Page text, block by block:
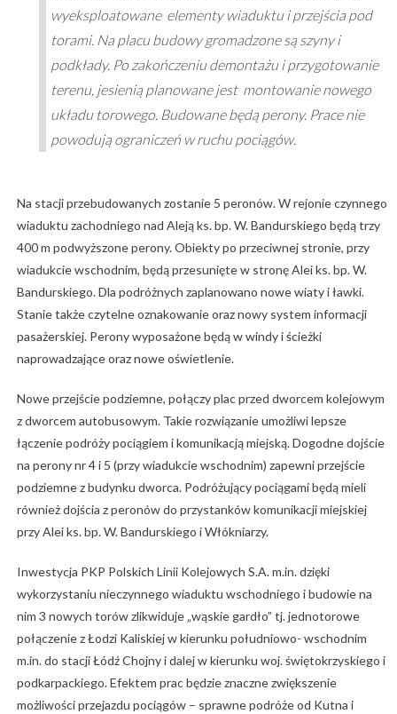
wyeksploatowane elementy wiaduktu i przejścia pod
torami. Na placu budowy gromadzone są szyny i
podkłady. Po zakończeniu demontażu i przygotowanie
terenu, jesienią planowane jest montowanie nowego
układu torowego. Budowane będą perony. Prace nie
powodują ograniczeń w ruchu pociągów.
Na stacji przebudowanych zostanie 5 peronów. W rejonie czynnego
wiaduktu zachodniego nad Aleją ks. bp. W. Bandurskiego będą trzy
400 m podwyższone perony. Obiekty po przeciwnej stronie, przy
wiadukcie wschodnim, będą przesunięte w stronę Alei ks. bp. W.
Bandurskiego. Dla podróżnych zaplanowano nowe wiaty i ławki.
Stanie także czytelne oznakowanie oraz nowy system informacji
pasażerskiej. Perony wyposażone będą w windy i ścieżki
naprowadzające oraz nowe oświetlenie.
Nowe przejście podziemne, połączy plac przed dworcem kolejowym
z dworcem autobusowym. Takie rozwiązanie umożliwi lepsze
łączenie podróży pociągiem i komunikacją miejską. Dogodne dojście
na perony nr 4 i 5 (przy wiadukcie wschodnim) zapewni przejście
podziemne z budynku dworca. Podróżujący pociągami będą mieli
również dojścia z peronów do przystanków komunikacji miejskiej
przy Alei ks. bp. W. Bandurskiego i Włókniarzy.
Inwestycja PKP Polskich Linii Kolejowych S.A. m.in. dzięki
wykorzystaniu nieczynnego wiaduktu wschodniego i budowie na
nim 3 nowych torów zlikwiduje „wąskie gardło” tj. jednotorowe
połączenie z Łodzi Kaliskiej w kierunku południowo- wschodnim
m.in. do stacji Łódź Chojny i dalej w kierunku woj. świętokrzyskiego i
podkarpackiego. Efektem prac będzie znaczne zwiększenie
możliwości przejazdu pociągów – sprawne podróże od Kutna i